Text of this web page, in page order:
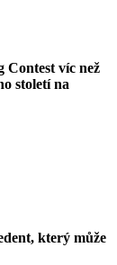
Contest víc než
století na
který může